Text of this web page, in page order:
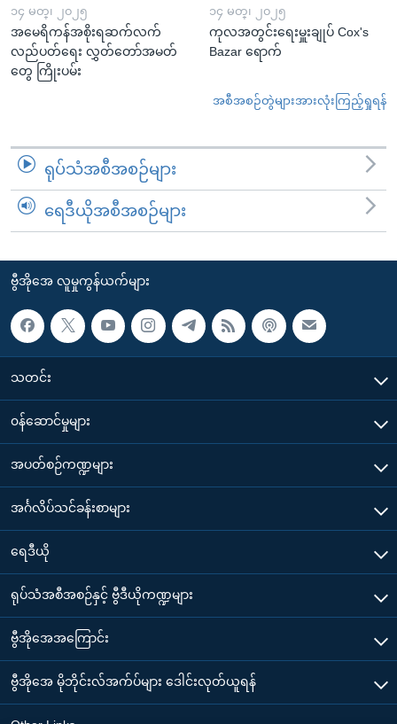
၁၄ မတ္၊ ၂၀၂၅
အမေရိကန်အစိုးရဆက်လက်
လည်ပတ်ရေး လွှတ်တော်အမတ်
တွေ ကြိုးပမ်း
၁၄ မတ္၊ ၂၀၂၅
ကုလအတွင်းရေးမှူးချုပ် Cox's
Bazar ရောက်
အစီအစဉ်တွဲများအားလုံးကြည့်ရှုရန်
ရုပ်သံအစီအစဉ်များ
ရေဒီယိုအစီအစဉ်များ
ဗွီအိုအေ လူမှုကွန်ယက်များ
သတင်း
၀န်ဆောင်မှုများ
အပတ်စဉ်ကဏ္ဍများ
အင်္ဂလိပ်သင်ခန်းစာများ
ရေဒီယို
ရုပ်သံအစီအစဉ်နှင့် ဗွီဒီယိုကဏ္ဍများ
ဗွီအိုအေအကြောင်း
ဗွီအိုအေ မိုဘိုင်းလ်အက်ပ်များ ဒေါင်းလုတ်ယူရန်